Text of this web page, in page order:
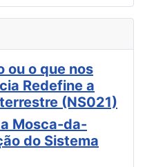
ou o que nos
Redefine a
(NS021)
Mosca-da-
do Sistema